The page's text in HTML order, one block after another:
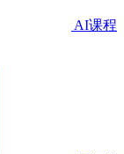
AI课程